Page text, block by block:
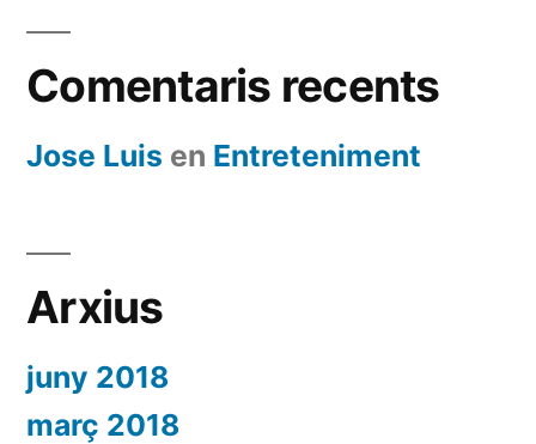
Comentaris recents
Jose Luis en Entreteniment
Arxius
juny 2018
març 2018